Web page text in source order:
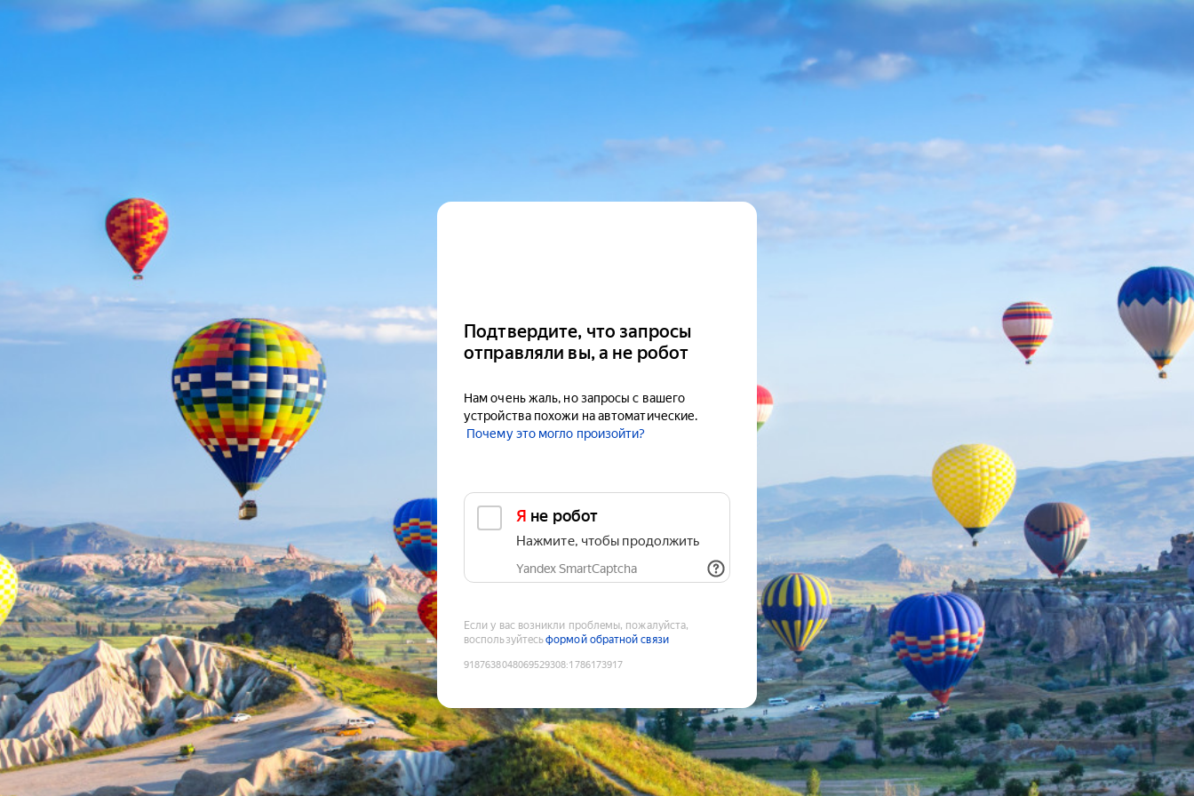
Подтвердите, что запросы
отправляли вы, а не робот
Нам очень жаль, но запросы с вашего
устройства похожи на автоматические.
Почему это могло произойти?
Я не робот
Нажмите, чтобы продолжить
Yandex SmartCaptcha
Если у вас возникли проблемы, пожалуйста,
воспользуйтесьформой обратной связи
9187638048069529308:1786173917